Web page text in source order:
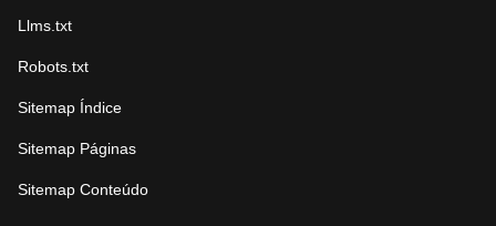
Llms.txt
Robots.txt
Sitemap Índice
Sitemap Páginas
Sitemap Conteúdo